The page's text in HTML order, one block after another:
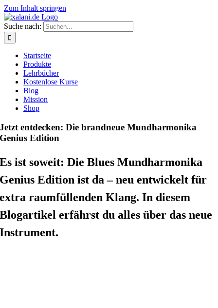
Zum Inhalt springen
Suche nach:
Startseite
Produkte
Lehrbücher
Kostenlose Kurse
Blog
Mission
Shop
Jetzt entdecken: Die brandneue Mundharmonika
Genius Edition
Es ist soweit: Die Blues Mundharmonika
Genius Edition ist da – neu entwickelt für
extra raumfüllenden Klang. In diesem
Blogartikel erfährst du alles über das neue
Instrument.